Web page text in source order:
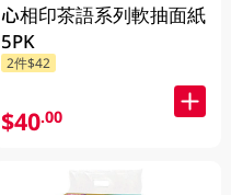
心相印茶語系列軟抽面紙
5PK
2件$42
$40.00